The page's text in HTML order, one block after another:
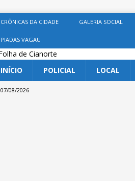
CRÔNICAS DA CIDADE GALERIA SOCIAL
PIADAS VAGAU
INÍCIO POLICIAL LOCAL
07/08/2026